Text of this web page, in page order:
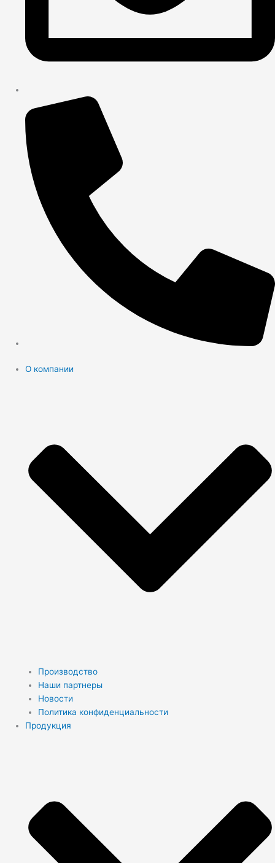
О компании
Производство
Наши партнеры
Новости
Политика конфиденциальности
Продукция